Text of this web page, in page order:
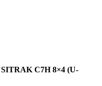
C7H 8×4 (U-